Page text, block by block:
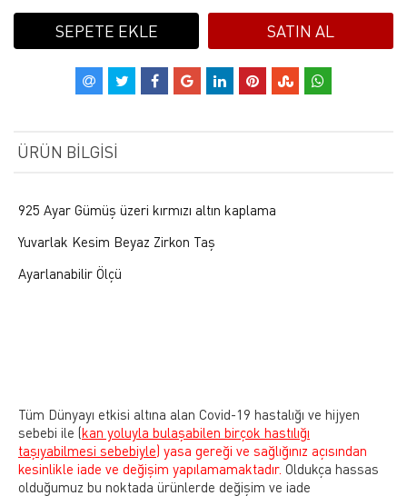
SEPETE EKLE SATIN AL
ÜRÜN BILGISI
925 Ayar Gümüş üzeri kırmızı altın kaplama
Yuvarlak Kesim Beyaz Zirkon Taş
Ayarlanabilir Ölçü
Tüm Dünyayı etkisi altına alan Covid-19 hastalığı ve hijyen
sebebi ile (kan yoluyla bulaşabilen birçok hastılığı
taşıyabilmesi sebebiyle) yasa gereği ve sağlığınız açısından
kesinlikle iade ve değişim yapılamamaktadır. Oldukça hassas
olduğumuz bu noktada ürünlerde değişim ve iade